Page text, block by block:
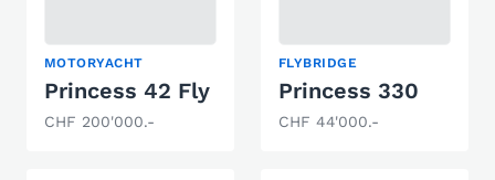
MOTORYACHT
Princess 42 Fly
CHF 200'000.-
FLYBRIDGE
Princess 330
CHF 44'000.-